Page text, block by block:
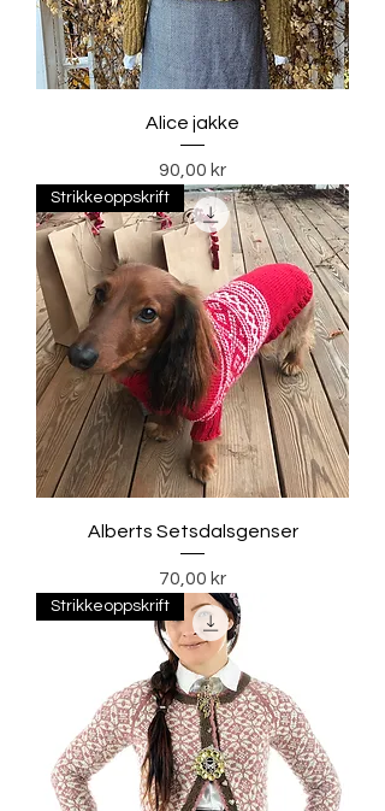
Alice jakke
Pris
90,00 kr
Strikkeoppskrift
Alberts Setsdalsgenser
Pris
70,00 kr
Strikkeoppskrift